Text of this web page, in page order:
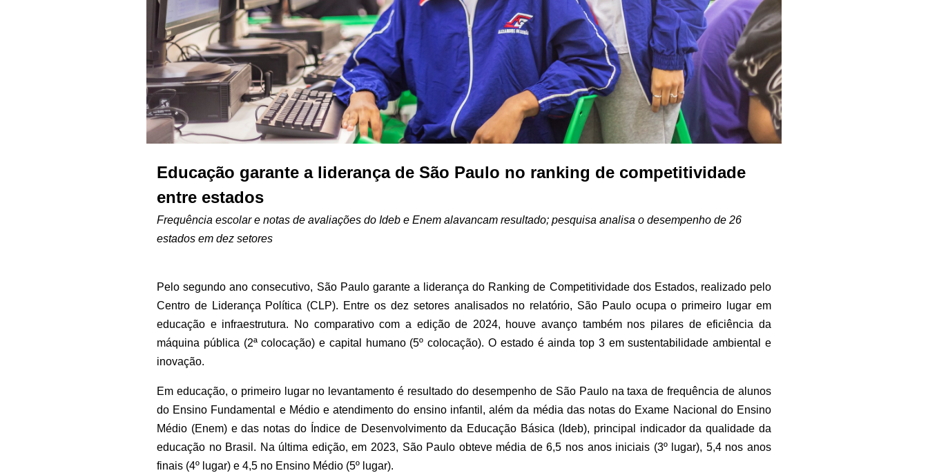
Educação garante a liderança de São Paulo no ranking de competitividade
entre estados
Frequência escolar e notas de avaliações do Ideb e Enem alavancam resultado; pesquisa analisa o desempenho de 26
estados em dez setores
Pelo segundo ano consecutivo, São Paulo garante a liderança do Ranking de Competitividade dos Estados, realizado pelo
Centro de Liderança Política (CLP). Entre os dez setores analisados no relatório, São Paulo ocupa o primeiro lugar em
educação e infraestrutura. No comparativo com a edição de 2024, houve avanço também nos pilares de eficiência da
máquina pública (2ª colocação) e capital humano (5º colocação). O estado é ainda top 3 em sustentabilidade ambiental e
inovação.
Em educação, o primeiro lugar no levantamento é resultado do desempenho de São Paulo na taxa de frequência de alunos
do Ensino Fundamental e Médio e atendimento do ensino infantil, além da média das notas do Exame Nacional do Ensino
Médio (Enem) e das notas do Índice de Desenvolvimento da Educação Básica (Ideb), principal indicador da qualidade da
educação no Brasil. Na última edição, em 2023, São Paulo obteve média de 6,5 nos anos iniciais (3º lugar), 5,4 nos anos
finais (4º lugar) e 4,5 no Ensino Médio (5º lugar).